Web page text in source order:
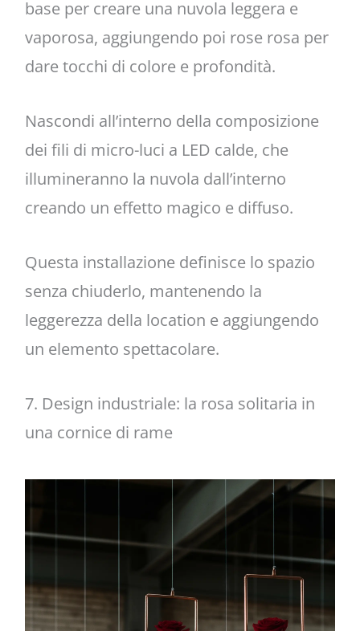
base per creare una nuvola leggera e
vaporosa, aggiungendo poi rose rosa per
dare tocchi di colore e profondità.
Nascondi all’interno della composizione
dei fili di micro-luci a LED calde, che
illumineranno la nuvola dall’interno
creando un effetto magico e diffuso.
Questa installazione definisce lo spazio
senza chiuderlo, mantenendo la
leggerezza della location e aggiungendo
un elemento spettacolare.
7. Design industriale: la rosa solitaria in
una cornice di rame